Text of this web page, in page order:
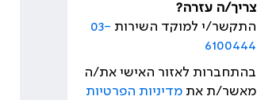
צריך/ה עזרה?
התקשר/י למוקד השירות 03-
6100444
בהתחברות לאזור האישי את/ה
מאשר/ת אתמדיניות הפרטיות